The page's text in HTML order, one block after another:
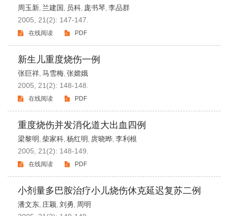
周玉新, 兰建国 , 员科, 庞书琴, 李品群
2005, 21(2): 147-147.
在线阅读 PDF
新生儿重度烧伤一例
张巨祥, 马雪梅, 张嫦娥
2005, 21(2): 148-148.
在线阅读 PDF
重度烧伤并发消化道大出血四例
梁黎明 , 柴家科, 杨红明 , 庹晓晔, 李利根
2005, 21(2): 148-149.
在线阅读 PDF
小剂量多巴胺治疗小儿烧伤休克延迟复苏二例
潘文东, 庄颖, 刘勇, 周明